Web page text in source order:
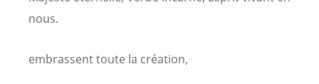
nous.
embrassent toute la création,